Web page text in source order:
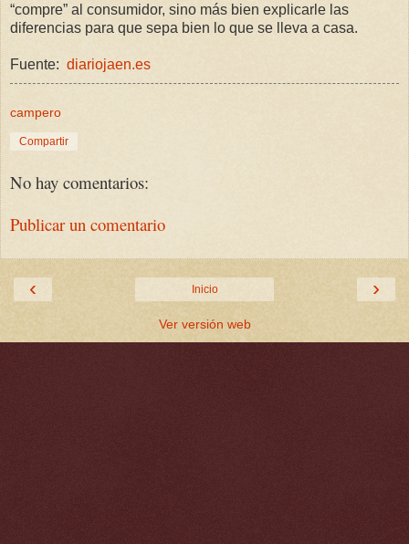
“compre” al consumidor, sino más bien explicarle las
diferencias para que sepa bien lo que se lleva a casa.
Fuente: diariojaen.es
campero
Compartir
No hay comentarios:
Publicar un comentario
‹ ›
Inicio
Ver versión web